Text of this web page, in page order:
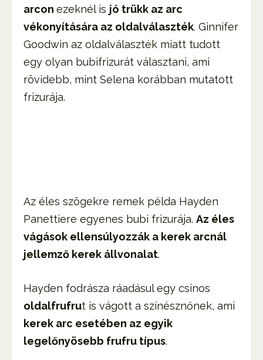
arconezeknél is jó trükk az arc
vékonyítására az oldalválaszték. Ginnifer
Goodwin az oldalválaszték miatt tudott
egy olyan bubifrizurát választani, ami
rövidebb, mint Selena korábban mutatott
frizurája.
Az éles szögekre remek példa Hayden
Panettiere egyenes bubi frizurája.Az éles
vágások ellensúlyozzák a kerek arcnál
jellemző kerek állvonalat.
Hayden fodrásza ráadásul egy csinos
oldalfrufrut is vágott a színésznőnek, ami
kerek arc esetében az egyik
legelőnyösebb frufru típus.